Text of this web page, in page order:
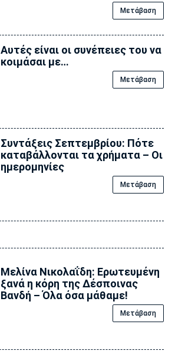
Μετάβαση
Αυτές είναι οι συνέπειες του να
κοιμάσαι με…
Μετάβαση
Συντάξεις Σεπτεμβρίου: Πότε
καταβάλλονται τα χρήματα – Οι
ημερομηνίες
Μετάβαση
Μελίνα Νικολαΐδη: Ερωτευμένη
ξανά η κόρη της Δέσποινας
Βανδή – Όλα όσα μάθαμε!
Μετάβαση